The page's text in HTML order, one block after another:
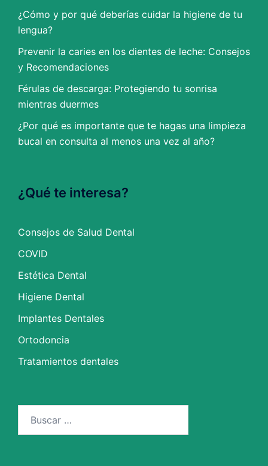
¿Cómo y por qué deberías cuidar la higiene de tu
lengua?
Prevenir la caries en los dientes de leche: Consejos
y Recomendaciones
Férulas de descarga: Protegiendo tu sonrisa
mientras duermes
¿Por qué es importante que te hagas una limpieza
bucal en consulta al menos una vez al año?
¿Qué te interesa?
Consejos de Salud Dental
COVID
Estética Dental
Higiene Dental
Implantes Dentales
Ortodoncia
Tratamientos dentales